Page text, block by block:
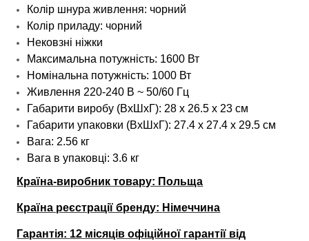
Колір шнура живлення: чорний
Колір приладу: чорний
Нековзні ніжки
Максимальна потужність: 1600 Вт
Номінальна потужність: 1000 Вт
Живлення 220-240 В ~ 50/60 Гц
Габарити виробу (ВхШхГ): 28 х 26.5 х 23 см
Габарити упаковки (ВхШхГ): 27.4 х 27.4 х 29.5 см
Вага: 2.56 кг
Вага в упаковці: 3.6 кг
Країна-виробник товару: Польща
Країна реєстрації бренду: Німеччина
Гарантія: 12 місяців офіційної гарантії від